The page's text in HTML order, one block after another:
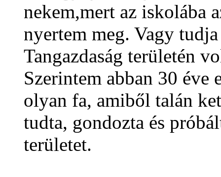
nekem,mert az iskolába
nyertem meg. Vagy
Tangazdaság területén
Szerintem abban 30 éve
olyan fa, amiből talán
tudta, gondozta és
területet.